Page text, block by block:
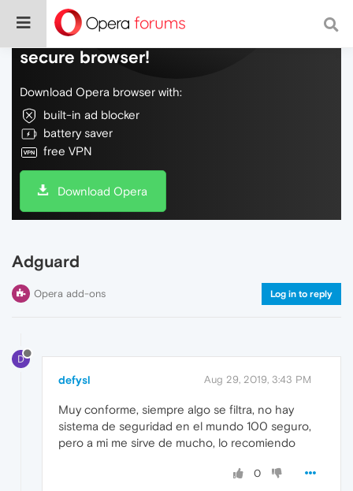
Do more on the web, with a fast and
secure browser!
Download Opera browser with:
built-in ad blocker
battery saver
free VPN
Download Opera
Adguard
Opera add-ons Log in to reply
D
defysl Aug 29, 2019, 3:43 PM
Muy conforme, siempre algo se filtra, no hay
sistema de seguridad en el mundo 100 seguro,
pero a mi me sirve de mucho, lo recomiendo
0